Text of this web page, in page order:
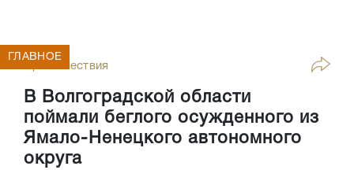
Происшествия
В Волгоградской области
поймали беглого осужденного из
Ямало-Ненецкого автономного
округа
ГЛАВНОЕ